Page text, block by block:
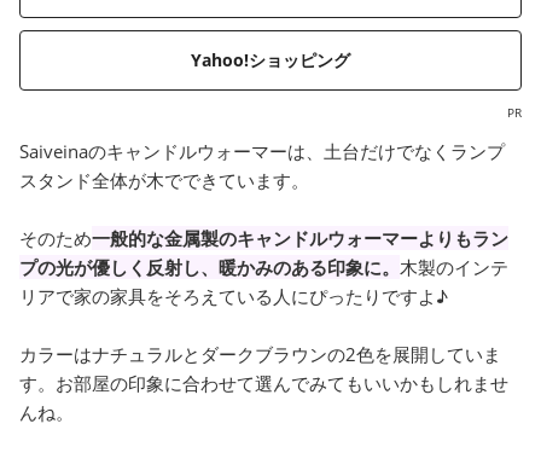
Yahoo!ショッピング
PR
Saiveinaのキャンドルウォーマーは、土台だけでなくランプ
スタンド全体が木でできています。
そのため一般的な金属製のキャンドルウォーマーよりもラン
プの光が優しく反射し、暖かみのある印象に。 木製のインテ
リアで家の家具をそろえている人にぴったりですよ♪
カラーはナチュラルとダークブラウンの2色を展開していま
す。お部屋の印象に合わせて選んでみてもいいかもしれませ
んね。